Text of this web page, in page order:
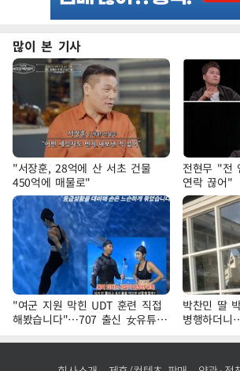
많이 본 기사
"서장훈, 28억에 산 서초 건물
450억에 매물로"
전현무 "전
연락 끊어"
"여군 지원 막힌 UDT 훈련 직접
해봤습니다"…707 출신 女유튜버
'완벽 소화'
박찬민 딸
병행하더니